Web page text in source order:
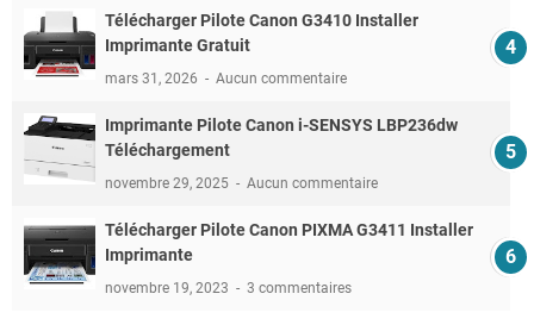
Télécharger Pilote Canon G3410 Installer
Imprimante Gratuit
mars 31, 2026 Aucun commentaire
Imprimante Pilote Canon i-SENSYS LBP236dw
Téléchargement
novembre 29, 2025 Aucun commentaire
Télécharger Pilote Canon PIXMA G3411 Installer
Imprimante
novembre 19, 2023 3 commentaires